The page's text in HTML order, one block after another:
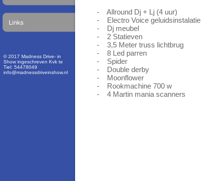
© 2017 Madness Drive- in
Show ingeschreven Kvk te
Tiel: 54478049
info@madnessdriveinshow.nl
- Allround Dj + Lj (4 uur)
- Electro Voice geluidsinstalatie
- Dj meubel
- 2 Statieven
- 3,5 Meter truss lichtbrug
- 8 Led parren
- Spider
- Double derby
- Moonflower
- Rookmachine 700 w
- 4 Martin mania scanners